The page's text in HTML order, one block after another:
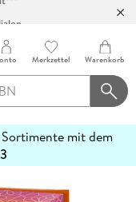
Merkzettel Warenkorb
mit dem